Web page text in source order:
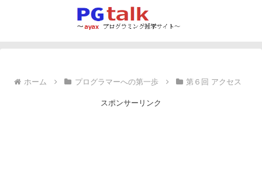
ホーム プログラマーへの第一歩 第６回 アクセス
スポンサーリンク